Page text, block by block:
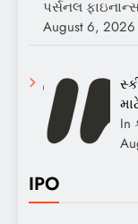
પર્સનલ
August 6, 2026
In
IPO